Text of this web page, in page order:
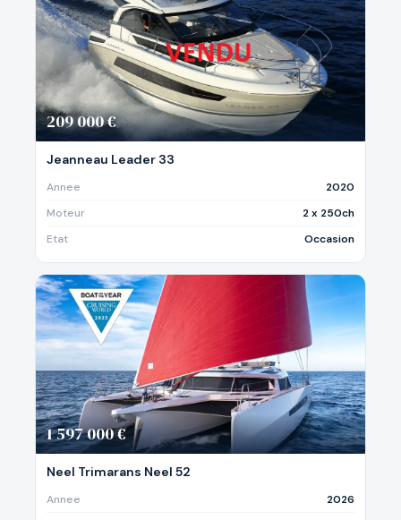
209 000 €
Jeanneau Leader 33
Annee
2020
Moteur
2 x 250ch
Etat
Occasion
1 597 000 €
Neel Trimarans Neel 52
Annee
2026